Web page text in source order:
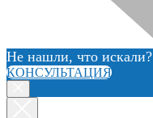
Не нашли, что
КОНСУЛЬТАЦИЯ